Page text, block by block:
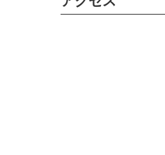
🔸HANのプロ